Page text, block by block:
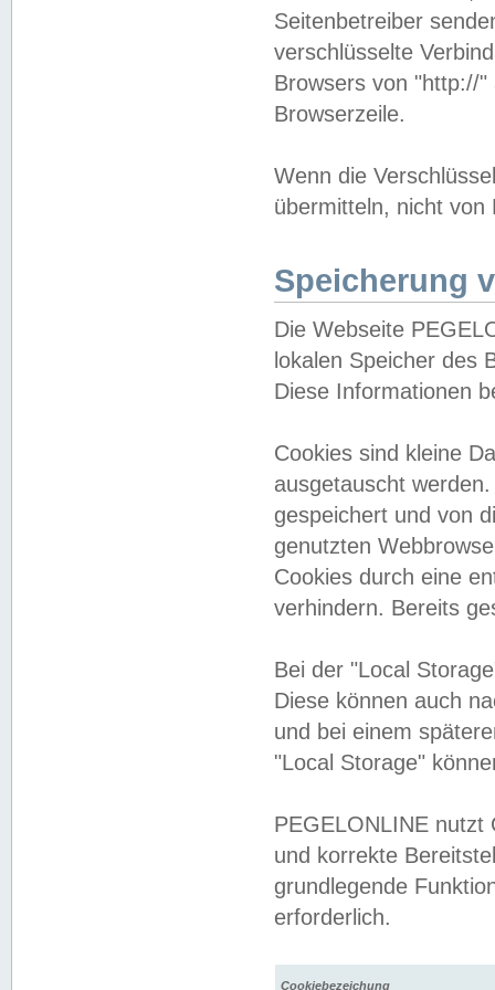
Seitenbetreiber
verschlüsselte
Browsers von "http://
Browserzeile.
Wenn die
übermitteln, nicht von
Speicherung
Die Webseite
lokalen Speicher des
Diese Informationen
Cookies sind kleine
ausgetauscht
gespeichert und von
genutzten
Cookies durch eine
verhindern. Bereits
Bei der "Local
Diese können auch
und bei einem
"Local Storage"
PEGELONLINE nutzt
und korrekte
grundlegende
erforderlich.
Cookiebezeichung